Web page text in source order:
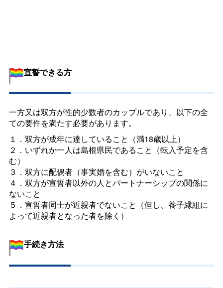
宣誓できる方
一方又は双方が性的少数者のカップルであり、以下の全
ての要件を満たす必要があります。
１．双方が成年に達していること（満18歳以上）
２．いずれか一人は島根県民であること（転入予定を含
む）
３．双方に配偶者（事実婚を含む）がいないこと
４．双方が宣誓者以外の人とパートナーシップの関係に
ないこと
５．宣誓者同士が近親者でないこと（但し、養子縁組に
よって近親者となった者を除く）
手続き方法